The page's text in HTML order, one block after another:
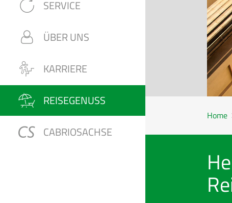
SERVICE
ÜBER UNS
KARRIERE
REISEGENUSS
CABRIOSACHSE
Home